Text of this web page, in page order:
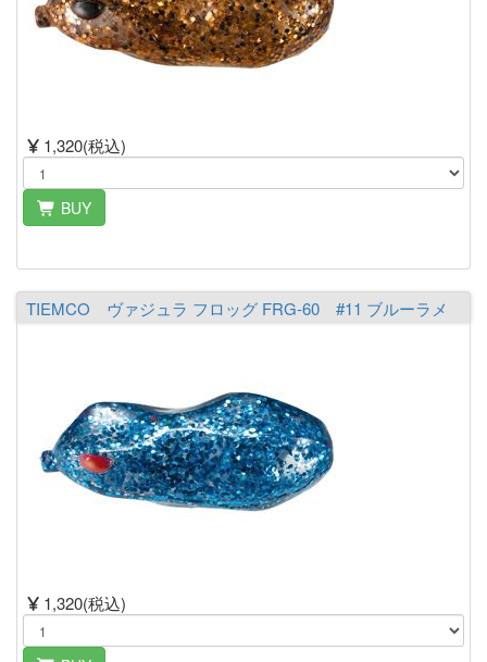
1,320(税込)
BUY
TIEMCO ヴァジュラ フロッグ FRG-60 #11 ブルーラメ
1,320(税込)